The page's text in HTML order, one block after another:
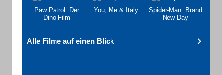
Paw Patrol: Der
Dino Film
You, Me & Italy
Spider-Man: Brand
New Day
Alle Filme auf einen Blick